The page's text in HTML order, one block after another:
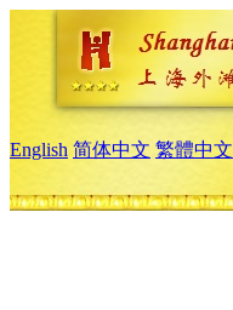
English 简体中文 繁體中文